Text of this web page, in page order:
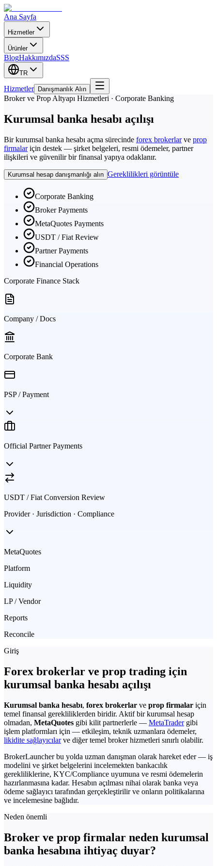
Ana Sayfa
Hizmetler
Ürünler
BlogHakkımızdaSSS
TR
Hizmetler Danışmanlık Alın
Broker ve Prop Altyapı Hizmetleri · Corporate Banking
Kurumsal banka hesabı açılışı
Bir kurumsal banka hesabı açma sürecinde forex brokerlar ve prop
firmalar için destek — şirket belgeleri, resmi ödemeler, partner
ilişkileri ve güvenilir bir finansal yapıya odaklanır.
Kurumsal hesap danışmanlığı alın Gereklilikleri görüntüle
Corporate Banking
Broker Payments
MetaQuotes Payments
USDT / Fiat Review
Partner Payments
Financial Operations
Corporate Finance Stack
Company / Docs
Corporate Bank
PSP / Payment
Official Partner Payments
USDT / Fiat Conversion Review
Provider · Jurisdiction · Compliance
MetaQuotes
Platform
Liquidity
LP / Vendor
Reports
Reconcile
Giriş
Forex brokerlar ve prop trading için
kurumsal banka hesabı açılışı
Kurumsal banka hesabı, forex brokerlar ve prop firmalar için
temel finansal gerekliliklerden biridir. Aktif bir kurumsal hesap
olmadan, MetaQuotes gibi kilit partnerlerle — MetaTrader gibi
işlem platformları için — etkileşim, teknik uzmanlara ödemeler,
likidite sağlayıcılar ve diğer temel broker hizmetleri sınırlı olabilir.
BrokerLauncher bu yolda uzman danışman olarak hareket eder — iş
modelini ve şirket belgelerini incelemekten bankacılık
gerekliliklerine, KYC/Compliance uyumuna ve resmi ödemelerin
hazırlanmasına kadar. Hesabın açılması nihai olarak banka veya
ödeme sağlayıcı tarafından gerçekleştirilir ve onların politikalarına
ve incelemesine bağlıdır.
Neden önemli
Broker ve prop firmalar neden kurumsal
banka hesabına ihtiyaç duyar?